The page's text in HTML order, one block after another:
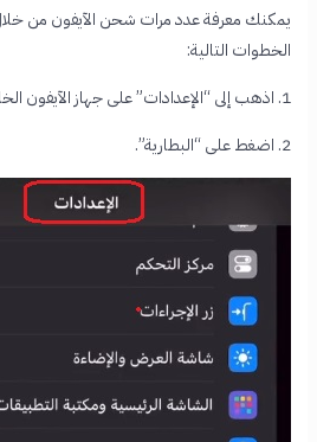
يمكنك معرفة عدد مرات شحن الآيفون من خلال
الخطوات التالية:
1. اذهب إلى “الإعدادات” على جهاز الآيفون الخاص بك.
2. اضغط على “البطارية”.